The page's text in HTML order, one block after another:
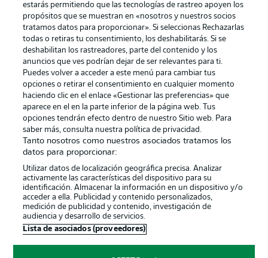
Publicidad Aviso legal
Gestionar las preferencias Declaracion de privacidad
Canales Trabajos
Jugadores Condiciones de uso
Sello Editorial Contacto
© 2026 Bundesliga-Gruppe GmbH
Elegir idioma
estarás permitiendo que las tecnologías de rastreo apoyen los
propósitos que se muestran en «nosotros y nuestros socios
tratamos datos para proporcionar». Si seleccionas Rechazarlas
todas o retiras tu consentimiento, los deshabilitarás. Si se
deshabilitan los rastreadores, parte del contenido y los
anuncios que ves podrían dejar de ser relevantes para ti.
Puedes volver a acceder a este menú para cambiar tus
opciones o retirar el consentimiento en cualquier momento
haciendo clic en el enlace «Gestionar las preferencias» que
aparece en el en la parte inferior de la página web. Tus
opciones tendrán efecto dentro de nuestro Sitio web. Para
saber más, consulta nuestra política de privacidad.
Tanto nosotros como nuestros asociados tratamos los
datos para proporcionar:
Utilizar datos de localización geográfica precisa. Analizar
activamente las características del dispositivo para su
identificación. Almacenar la información en un dispositivo y/o
acceder a ella. Publicidad y contenido personalizados,
medición de publicidad y contenido, investigación de
audiencia y desarrollo de servicios.
Lista de asociados (proveedores)